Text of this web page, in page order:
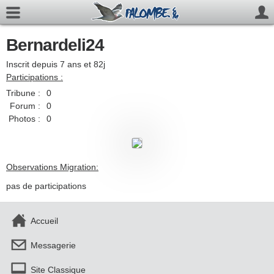
Bernardeli24
Inscrit depuis 7 ans et 82j
Participations :
Tribune :
0
Forum :
0
Photos :
0
Observations Migration:
pas de participations
Accueil
Messagerie
Site Classique